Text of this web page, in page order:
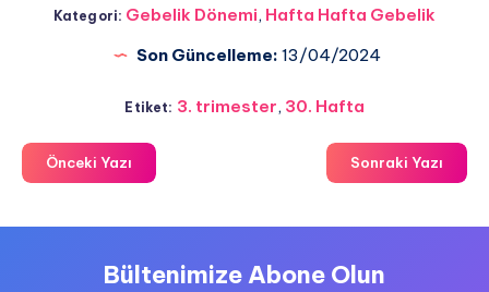
Kategori: Gebelik Dönemi, Hafta Hafta Gebelik
Son Güncelleme: 13/04/2024
Etiket: 3. trimester, 30. Hafta
Önceki Yazı Sonraki Yazı
Bültenimize Abone Olun